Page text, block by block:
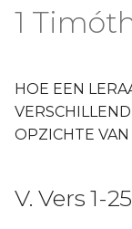
Éxodus
Leviticus
1
HOE EEN
OPZICHTE
V. Vers 1-25